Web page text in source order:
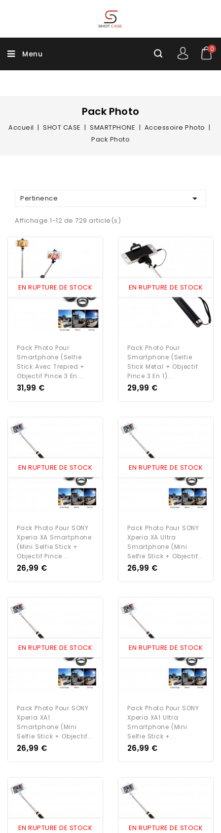
Menu
0
Pack Photo
Accueil SHOT CASE SMARTPHONE
Accessoire Photo
Pack Photo
Pertinence 
Affichage 1-12 de 729 article(s)
EN RUPTURE DE STOCK
Pack Photo Pour
Smartphone (Selfie
Stick Avec Trepied +
Objectif Pince 3 En...
Prix
31,99 €
EN RUPTURE DE STOCK
Pack Photo Pour
Smartphone (Selfie
Stick Metal + Objectif
Pince 3 En 1)...
Prix
29,99 €
EN RUPTURE DE STOCK
Pack Photo Pour SONY
Xperia XA Smartphone
(Mini Selfie Stick +
Objectif Pince...
Prix
26,99 €
EN RUPTURE DE STOCK
Pack Photo Pour SONY
Xperia XA Ultra
Smartphone (Mini
Selfie Stick + Objectif...
Prix
26,99 €
EN RUPTURE DE STOCK
Pack Photo Pour SONY
Xperia XA1
Smartphone (Mini
Selfie Stick + Objectif...
Prix
26,99 €
EN RUPTURE DE STOCK
Pack Photo Pour SONY
Xperia XA1 Ultra
Smartphone (Mini
Selfie Stick +...
Prix
26,99 €
EN RUPTURE DE STOCK EN RUPTURE DE STOCK